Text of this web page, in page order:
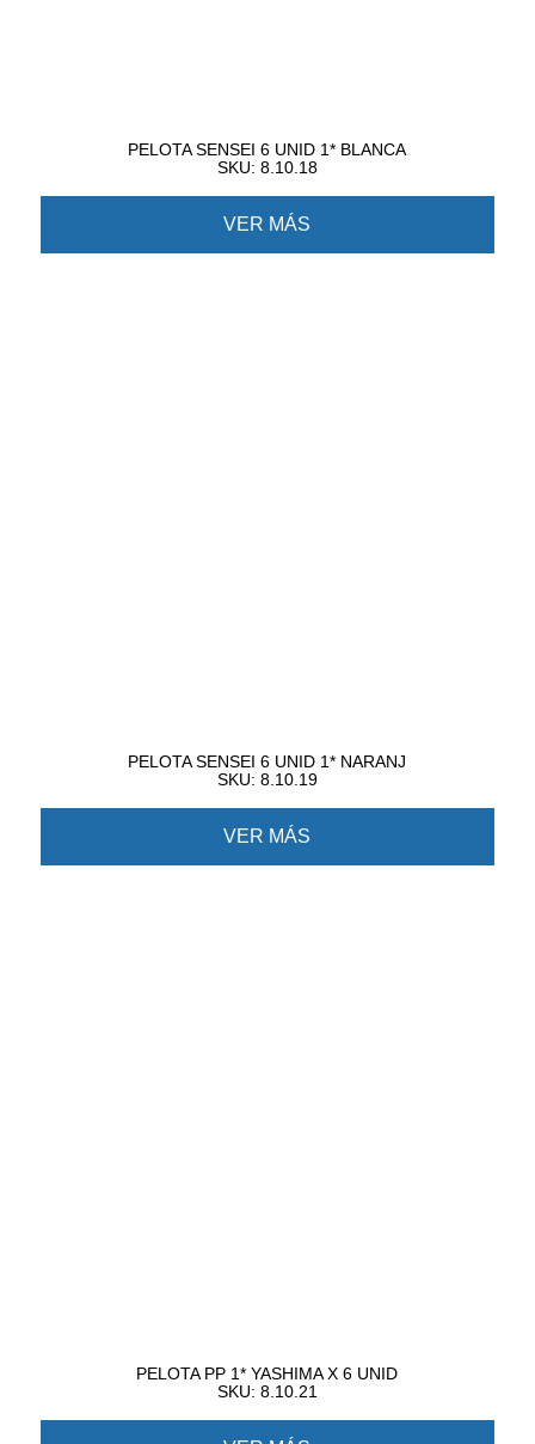
PELOTA SENSEI 6 UNID 1* BLANCA
SKU: 8.10.18
VER MÁS
PELOTA SENSEI 6 UNID 1* NARANJ
SKU: 8.10.19
VER MÁS
PELOTA PP 1* YASHIMA X 6 UNID
SKU: 8.10.21